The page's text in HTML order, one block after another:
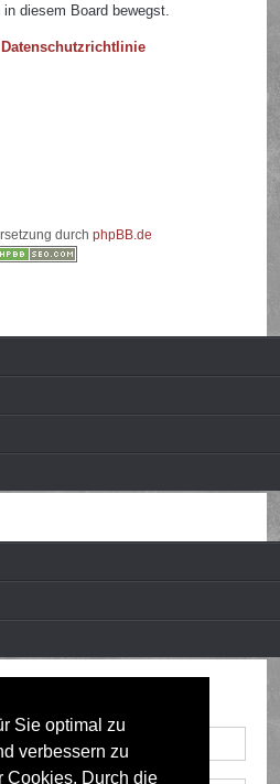
Sie optimal zu
verbessern zu
Cookies. Durch die
diesem Board bewegst.
Datenschutzrichtlinie
durch phpBB.de